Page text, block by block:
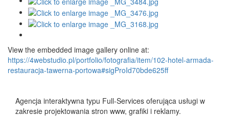
View the embedded image gallery online at:
https://4webstudio.pl/portfolio/fotografia/item/102-hotel-armada-
restauracja-tawerna-portowa#sigProId70bde625ff
Agencja interaktywna typu Full-Services oferująca usługi w
zakresie projektowania stron www, grafiki i reklamy.